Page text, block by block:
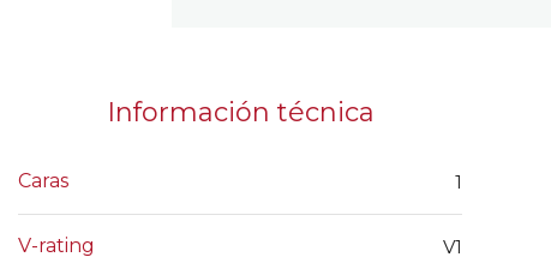
Información técnica
Caras 1
V-rating V1